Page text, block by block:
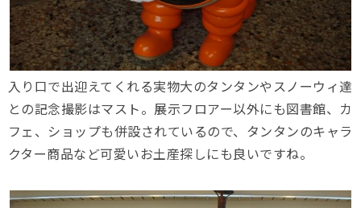
入り口で出迎えてくれる実物大のタンタンやスノーウィ達
との記念撮影はマスト。展示フロアー以外にも図書館、カ
フェ、ショップも併設されているので、タンタンのキャラ
クター商品など可愛いお土産探しにも良いですね。